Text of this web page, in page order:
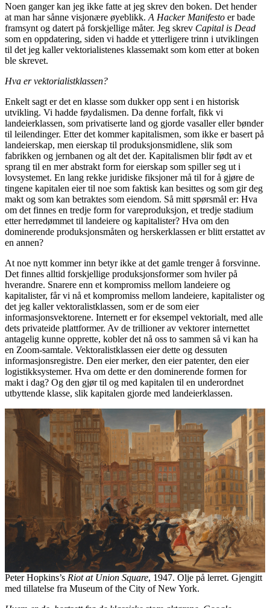
Noen ganger kan jeg ikke fatte at jeg skrev den boken. Det hender
at man har sånne visjonære øyeblikk. A Hacker Manifesto er bade
framsynt og datert på forskjellige måter. Jeg skrev Capital is Dead
som en oppdatering, siden vi hadde et ytterligere trinn i utviklingen
til det jeg kaller vektorialistenes klassemakt som kom etter at boken
ble skrevet.
Hva er vektorialistklassen?
Enkelt sagt er det en klasse som dukker opp sent i en historisk
utvikling. Vi hadde føydalismen. Da denne forfalt, fikk vi
landeierklassen, som privatiserte land og gjorde vasaller eller bønder
til leilendinger. Etter det kommer kapitalismen, som ikke er basert på
landeierskap, men eierskap til produksjonsmidlene, slik som
fabrikken og jernbanen og alt det der. Kapitalismen blir født av et
sprang til en mer abstrakt form for eierskap som spiller seg ut i
lovsystemet. En lang rekke juridiske fiksjoner må til for å gjøre de
tingene kapitalen eier til noe som faktisk kan besittes og som gir deg
makt og som kan betraktes som eiendom. Så mitt spørsmål er: Hva
om det finnes en tredje form for vareproduksjon, et tredje stadium
etter herredømmet til landeiere og kapitalister? Hva om den
dominerende produksjonsmåten og herskerklassen er blitt erstattet av
en annen?
At noe nytt kommer inn betyr ikke at det gamle trenger å forsvinne.
Det finnes alltid forskjellige produksjonsformer som hviler på
hverandre. Snarere enn et kompromiss mellom landeiere og
kapitalister, får vi nå et kompromiss mellom landeiere, kapitalister og
det jeg kaller vektoralistklassen, som er de som eier
informasjonsvektorene. Internett er for eksempel vektorialt, med alle
dets privateide plattformer. Av de trillioner av vektorer internettet
antagelig kunne opprette, kobler det nå oss to sammen så vi kan ha
en Zoom-samtale. Vektoralistklassen eier dette og dessuten
informasjonsregistre. Den eier merker, den eier patenter, den eier
logistikksystemer. Hva om dette er den dominerende formen for
makt i dag? Og den gjør til og med kapitalen til en underordnet
utbyttende klasse, slik kapitalen gjorde med landeierklassen.
Peter Hopkins’s Riot at Union Square, 1947. Olje på lerret. Gjengitt
med tillatelse fra Museum of the City of New York.